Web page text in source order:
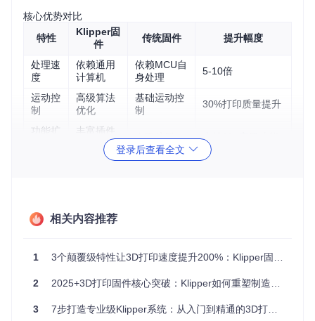
核心优势对比
特性
Klipper固
件
传统固件 提升幅度
处理速
度
依赖通用
计算机
依赖MCU自
身处理
5-10倍
运动控
制
高级算法
优化
基础运动控
制
30%打印质量提升
功能扩
丰富插件
有限扩展 支持10+高级功能
支持多品
兼容90%主流3D打
3D打印爱好者：希望提升打印质量和速度
创客工作室：需要稳定可靠的打印解决方案
小型企业：小批量定制化生产需求
环境部署三阶段
构建基础环境
登录后查看全文
相关内容推荐
1 3个颠覆级特性让3D打印速度提升200%：Klipper固件实战指南
2 2025+3D打印固件核心突破：Klipper如何重塑制造业生产范式
3 7步打造专业级Klipper系统：从入门到精通的3D打印性能优化指南